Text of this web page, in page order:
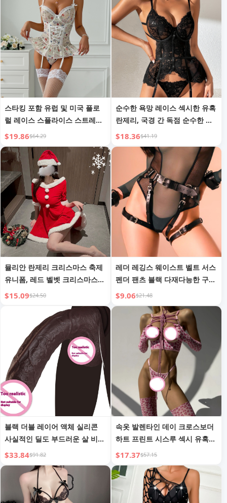
스타킹 포함 유럽 및 미국 플로
럴 레이스 스플라이스 스트레치
메쉬 섹시 스트랩 디자인 와이어
내장 3피스 세트 3636
$19.86$64.29
순수한 욕망 레이스 섹시한 유혹
란제리, 국경 간 독점 순수한 욕
망 브래지어 푸쉬업 원피스 란제
리 세트
$18.36$41.19
뮬리안 란제리 크리스마스 축제
유니폼, 레드 벨벳 크리스마스
드레스, 코스프레 무대 파티 공
$15.09$24.50
레더 레깅스 웨이스트 벨트 서스
펜더 팬츠 블랙 다재다능한 구속
의류
$9.06$21.48
블랙 더블 레이어 액체 실리콘
사실적인 딜도 부드러운 살 비뇨
기구 가짜 페니스 항문 플러그
흡입기 포함
$33.84$91.82
속옷 발렌타인 데이 크로스보더
하트 프린트 시스루 섹시 유혹
여성용 3종 속옷 세트
$17.37$57.15